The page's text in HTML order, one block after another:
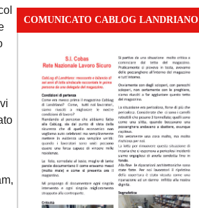
COMUNICATO CABLOG LANDRIANO